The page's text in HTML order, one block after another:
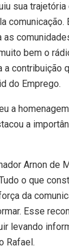
sua
comunicação.
as
bem o
a contribuição
do Emprego.
a
a
Arnon de
o que
da
Esse
levando
Rafael.